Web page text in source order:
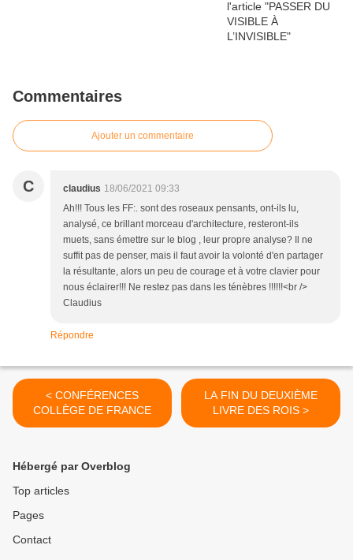
Commentaires
Ajouter un commentaire
C claudius 18/06/2021 09:33
Ah!!! Tous les FF:. sont des roseaux pensants, ont-ils lu,
analysé, ce brillant morceau d'architecture, resteront-ils
muets, sans émettre sur le blog , leur propre analyse? Il ne
suffit pas de penser, mais il faut avoir la volonté d'en partager
la résultante, alors un peu de courage et à votre clavier pour
nous éclairer!!! Ne restez pas dans les ténèbres !!!!!!<br />
Claudius
Répondre
< CONFÉRENCES
COLLÈGE DE FRANCE
LA FIN DU DEUXIÈME
LIVRE DES ROIS >
Hébergé par Overblog
Top articles
Pages
Contact